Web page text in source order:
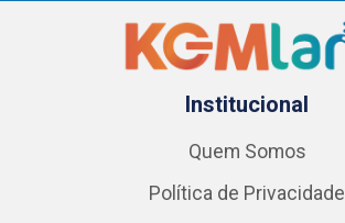
Institucional
Quem Somos
Política de Privacidade